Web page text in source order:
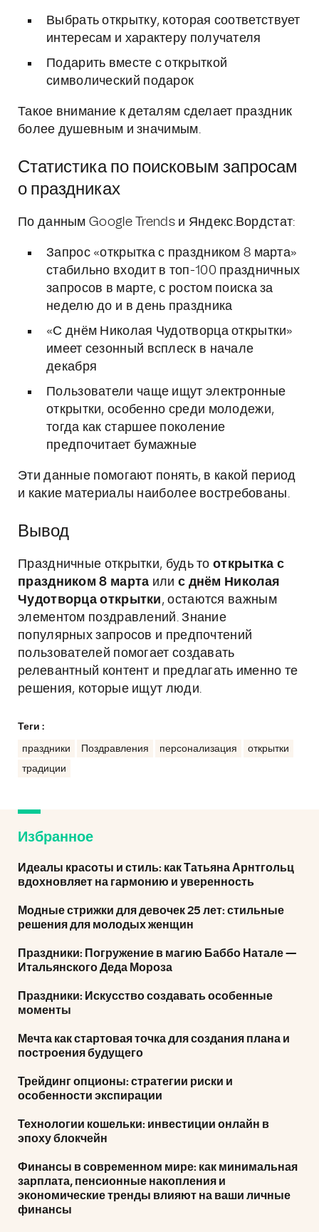
Выбрать открытку, которая соответствует
интересам и характеру получателя
Подарить вместе с открыткой
символический подарок
Такое внимание к деталям сделает праздник
более душевным и значимым.
Статистика по поисковым запросам
о праздниках
По данным Google Trends и Яндекс.Вордстат:
Запрос «открытка с праздником 8 марта»
стабильно входит в топ-100 праздничных
запросов в марте, с ростом поиска за
неделю до и в день праздника
«С днём Николая Чудотворца открытки»
имеет сезонный всплеск в начале
декабря
Пользователи чаще ищут электронные
открытки, особенно среди молодежи,
тогда как старшее поколение
предпочитает бумажные
Эти данные помогают понять, в какой период
и какие материалы наиболее востребованы.
Вывод
Праздничные открытки, будь то открытка с
праздником 8 марта или с днём Николая
Чудотворца открытки, остаются важным
элементом поздравлений. Знание
популярных запросов и предпочтений
пользователей помогает создавать
релевантный контент и предлагать именно те
решения, которые ищут люди.
Теги :
праздники Поздравления персонализация
открытки
традиции
Избранное
Идеалы красоты и стиль: как Татьяна Арнтгольц
вдохновляет на гармонию и уверенность
Модные стрижки для девочек 25 лет: стильные
решения для молодых женщин
Праздники: Погружение в магию Баббо Натале —
Итальянского Деда Мороза
Праздники: Искусство создавать особенные
моменты
Мечта как стартовая точка для создания плана и
построения будущего
Трейдинг опционы: стратегии риски и
особенности экспирации
Технологии кошельки: инвестиции онлайн в
эпоху блокчейн
Финансы в современном мире: как минимальная
зарплата, пенсионные накопления и
экономические тренды влияют на ваши личные
финансы